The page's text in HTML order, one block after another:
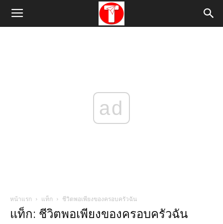
ad
หน้าแรก แท็ก ชีวิตพอเพียงของครอบครัวฉัน
แท็ก: ชีวิตพอเพียงของครอบครัวฉัน